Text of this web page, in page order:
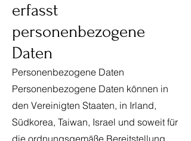
erfasst
personenbezogene
Daten
Personenbezogene Daten
Personenbezogene Daten können in
den Vereinigten Staaten, in Irland,
Südkorea, Taiwan, Israel und soweit für